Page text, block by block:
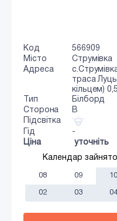
Код
566909
Місто
Струмівка
Адреса
траса
кільцем)
Тип
Білборд
Сторона
B
Підсвітка
Гід
-
Ціна
уточніть
Календар
08 09 10
02 03